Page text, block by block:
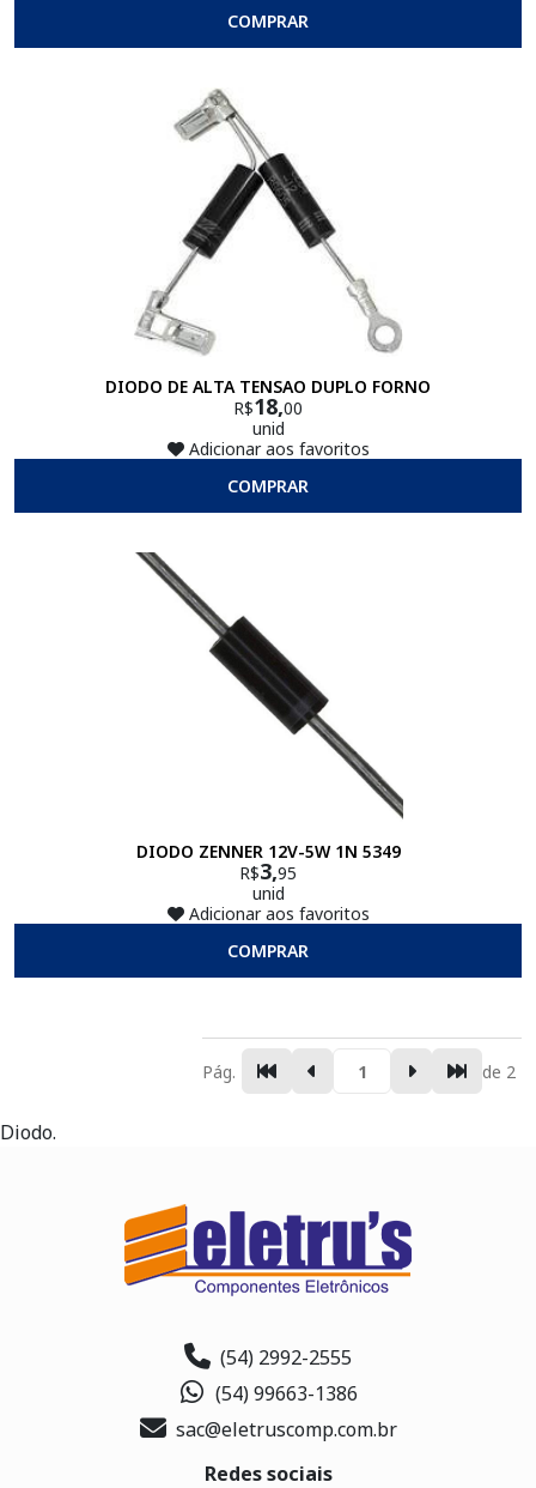
COMPRAR
DIODO DE ALTA TENSAO DUPLO FORNO
R$18,00
unid
Adicionar aos favoritos
COMPRAR
DIODO ZENNER 12V-5W 1N 5349
R$3,95
unid
Adicionar aos favoritos
COMPRAR
Pág. de 2
Diodo.
(54) 2992-2555
(54) 99663-1386
sac@eletruscomp.com.br
Redes sociais